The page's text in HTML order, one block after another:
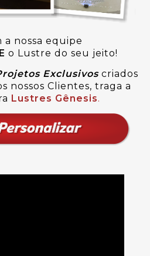
a nossa equipe
o Lustre do seu jeito!
Exclusivoscriados
nossos Clientes, traga a
Lustres Gênesis.